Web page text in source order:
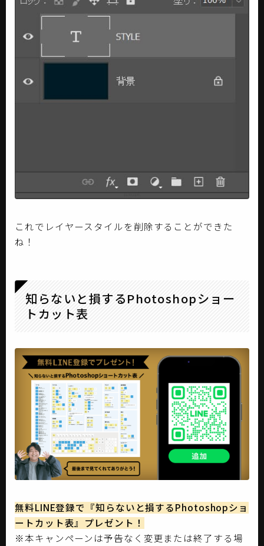
これでレイヤースタイルを削除することができた
ね！
知らないと損するPhotoshopショー
トカット表
無料LINE登録で『知らないと損するPhotoshopショ
ートカット表』プレゼント！
※本キャンペーンは予告なく変更または終了する場